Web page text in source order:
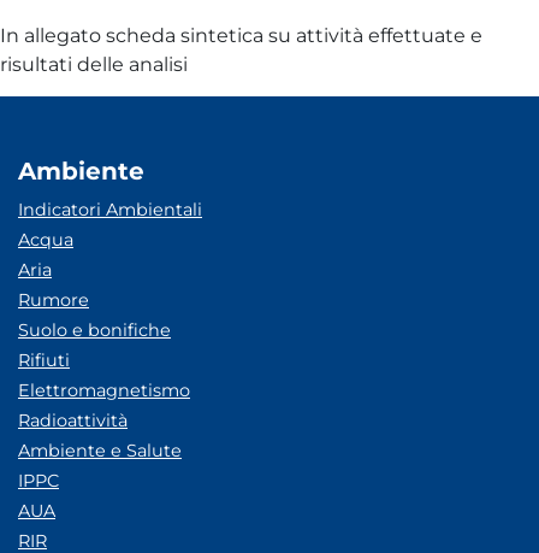
In allegato scheda sintetica su attività effettuate e
risultati delle analisi
Ambiente
Indicatori Ambientali
Acqua
Aria
Rumore
Suolo e bonifiche
Rifiuti
Elettromagnetismo
Radioattività
Ambiente e Salute
IPPC
AUA
RIR